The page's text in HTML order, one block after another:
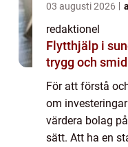
03 augusti 2026
redaktionel
Flytthjälp i sundsvall så
trygg och
För att förstå
om
värdera bolag
sätt. Att ha en